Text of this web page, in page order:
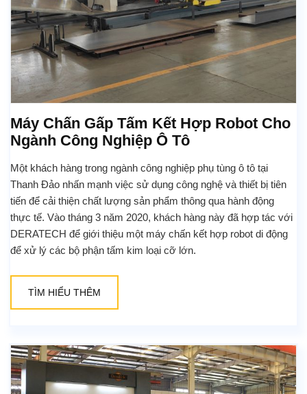
Máy Chấn Gấp Tấm Kết Hợp Robot Cho
Ngành Công Nghiệp Ô Tô
Một khách hàng trong ngành công nghiệp phụ tùng ô tô tại
Thanh Đảo nhấn mạnh việc sử dụng công nghệ và thiết bị tiên
tiến để cải thiện chất lượng sản phẩm thông qua hành động
thực tế. Vào tháng 3 năm 2020, khách hàng này đã hợp tác với
DERATECH để giới thiệu một máy chấn kết hợp robot di động
để xử lý các bộ phận tấm kim loại cỡ lớn.
TÌM HIỂU THÊM